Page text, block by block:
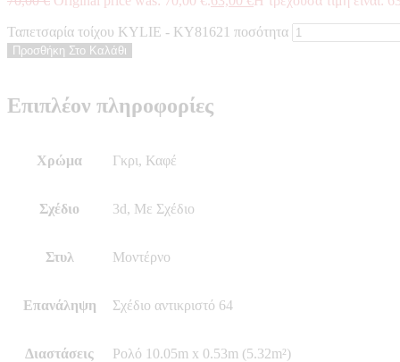
Ταπετσαρία τοίχου KYLIE - KY81621 ποσότητα
Προσθήκη Στο Καλάθι
Επιπλέον πληροφορίες
Χρώμα Γκρι, Καφέ
Σχέδιο 3d, Με Σχέδιο
Στυλ Μοντέρνο
Επανάληψη Σχέδιο αντικριστό 64
Διαστάσεις Ρολό 10.05m x 0.53m (5.32m²)